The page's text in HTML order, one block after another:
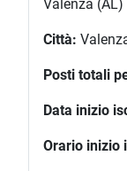
Valenza (AL)
Città:
Posti totali
Data inizio
Orario inizio